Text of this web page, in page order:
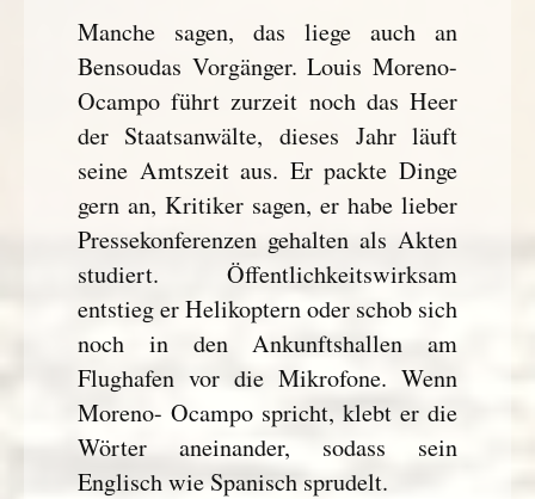
Manche sagen, das liege auch an
Bensoudas Vorgänger. Louis Moreno-
Ocampo führt zurzeit noch das Heer
der Staatsanwälte, dieses Jahr läuft
seine Amtszeit aus. Er packte Dinge
gern an, Kritiker sagen, er habe lieber
Pressekonferenzen gehalten als Akten
studiert. Öffentlichkeitswirksam
entstieg er Helikoptern oder schob sich
noch in den Ankunftshallen am
Flughafen vor die Mikrofone. Wenn
Moreno- Ocampo spricht, klebt er die
Wörter aneinander, sodass sein
Englisch wie Spanisch sprudelt.